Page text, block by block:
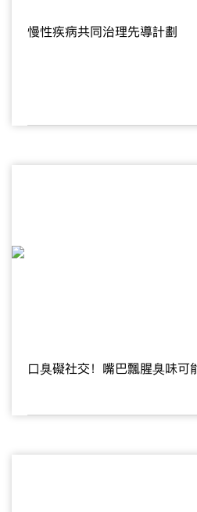
慢性疾病共同治理先導計劃
口臭礙社交！嘴巴飄腥臭味可